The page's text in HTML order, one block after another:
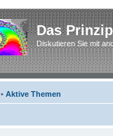
Das
Diskutieren Sie mit
• Aktive Themen